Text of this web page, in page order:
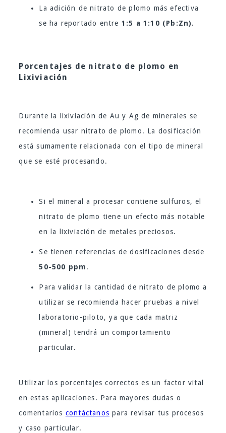
La adición de nitrato de plomo más efectiva
se ha reportado entre 1:5 a 1:10 (Pb:Zn).
Porcentajes de nitrato de plomo en
Lixiviación
Durante la lixiviación de Au y Ag de minerales se
recomienda usar nitrato de plomo. La dosificación
está sumamente relacionada con el tipo de mineral
que se esté procesando.
Si el mineral a procesar contiene sulfuros, el
nitrato de plomo tiene un efecto más notable
en la lixiviación de metales preciosos.
Se tienen referencias de dosificaciones desde
50-500 ppm.
Para validar la cantidad de nitrato de plomo a
utilizar se recomienda hacer pruebas a nivel
laboratorio-piloto, ya que cada matriz
(mineral) tendrá un comportamiento
particular.
Utilizar los porcentajes correctos es un factor vital
en estas aplicaciones. Para mayores dudas o
comentarios contáctanos para revisar tus procesos
y caso particular.